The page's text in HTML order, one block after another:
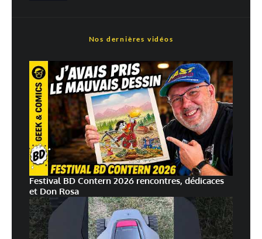
Nos dernières vidéos
Festival BD Contern 2026 rencontres, dédicaces
et Don Rosa